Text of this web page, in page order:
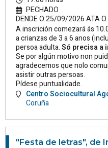
PECHADO
DENDE O 25/09/2026 ATA
A inscrición comezará ás
a crianzas de 3 a 6 anos
persoa adulta.Só precisa a
Se por algún motivo non
agradecemos que nolo
asistir outras persoas.
Pídese puntualidade.
Centro Sociocultural
Coruña
"Festa de letras", de